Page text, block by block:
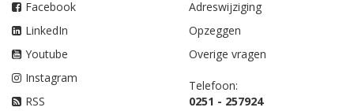
Facebook
LinkedIn
Youtube
Instagram
RSS
Adreswijziging
Opzeggen
Overige vragen
Telefoon:
0251 - 257924